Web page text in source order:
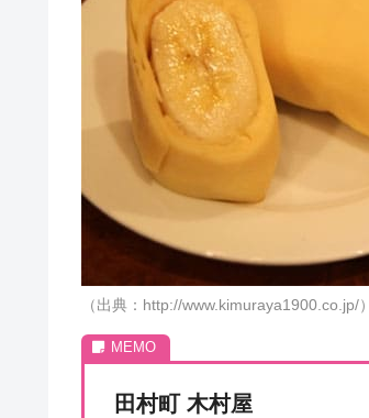
（出典：http://www.kimuraya1900.co.jp/）
田村町 木村屋